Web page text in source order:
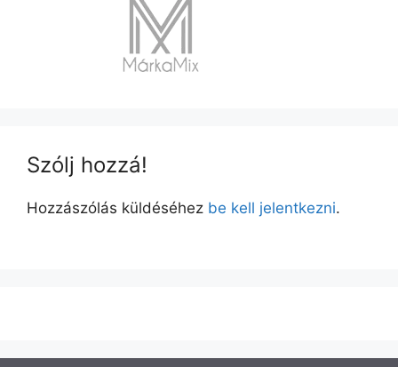
Szólj hozzá!
Hozzászólás küldéséhez be kell jelentkezni.